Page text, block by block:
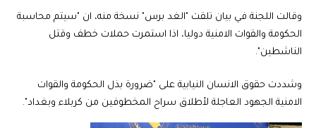
وقالت اللجنة في بيان تلقت "الغد برس" نسخة منه، ان "سيتم محاسبة
الحكومة والقوات الامنية دوليا، اذا استمرت حملات خطف وقتل
الناشطين".
وشددت حقوق الانسان النيابية على "ضرورة بذل الحكومة والقوات
الامنية الجهود العاجلة لأطلاق سراح المخطوفين من كربلاء وبغداد".